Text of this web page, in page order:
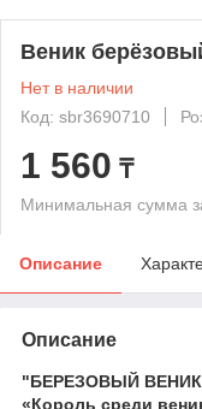
Веник
Нет в наличии
Код: sbr3690710
1 560 ₸
Минимальная сумма
Описание
Описание
"БЕРЕЗОВЫЙ
«Король среди